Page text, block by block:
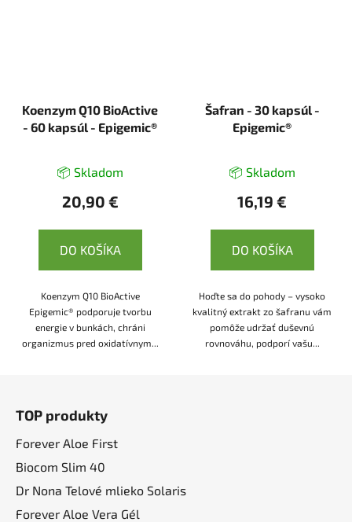
Koenzym Q10 BioActive
- 60 kapsúl - Epigemic®
📦 Skladom
20,90 €
DO KOŠÍKA
Koenzym Q10 BioActive
Epigemic® podporuje tvorbu
energie v bunkách, chráni
organizmus pred oxidatívnym...
Šafran - 30 kapsúl -
Epigemic®
📦 Skladom
16,19 €
DO KOŠÍKA
Hoďte sa do pohody – vysoko
kvalitný extrakt zo šafranu vám
pomôže udržať duševnú
rovnováhu, podporí vašu...
TOP produkty
Forever Aloe First
Biocom Slim 40
Dr Nona Telové mlieko Solaris
Forever Aloe Vera Gél